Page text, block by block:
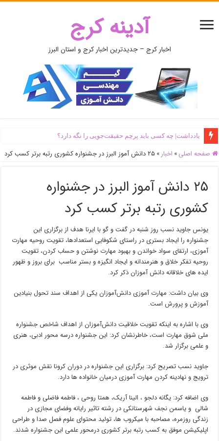
آدینه کرج
اخبار کرج – جدیدترین اخبار کرج و استان البرز
یادداشت| ‌چه کسی باید پرچم حقیقت‌جویی را نگه دارد؟
صفحه اصلی » اخبار » ۲۵ دانش آموز البرز در جشنواره کشوری رتبه برتر کسب کرد
۲۵ دانش آموز البرز در جشنواره
کشوری رتبه برتر کسب کرد
یونس جاوید نسب روز شنبه در گفت و گو با ایرنا هدف از برگزاری این
جشنواره را ایجاد بستری در راستای شکوفایی استعدادها، تقویت روحیه مهارت
آموزی، ارتقای سواد خواندن و بهبود مهارت نوشتن و حساب کردن، تقویت
روحیه تفکر خلاق و هنرمندانه و ایجاد انگیزه و بستر مناسب برای بروز و ظهور
ایده های خلاقانه دانش آموزان ذکر کرد.
وی بیان داشت: مهارت آموزی دانش‌آموزان یکی از اهداف سند تحول بنیادین
آموزش و پرورش است.
وی با اشاره به اینکه تقویت خلاقیت دانش‌آموزان از اهداف شاخص جشنواره
ملی شوق مهارت است، خاطرنشان کرد: این جشنواره درسه محور ادبی، هنری
و علمی برگزار شد.
جاوید نسب تصریح کرد: برگزاری این جشنواره در دوران کرونا نقش موثری در
ترویج و نهادینه کردن مهارت آموزی درمیان خانواده ها دارد.
وی اضافه کرد: یگانه دلجو ، الینا آریک، همتا روحی ، فاطمه فاضلی و فاطمه
شالی و یاسمن نجف شهرستانکی در رشته تاثیر رایانه وفضای مجازی در
زندگی روزمره، مصاحبه با میکروب ها، تولید محتوای علوم فصل صدا و طراحی
اپلیکیشن موفق به کسب رتبه برتر کشوری درمحور علمی این جشنواره شدند.